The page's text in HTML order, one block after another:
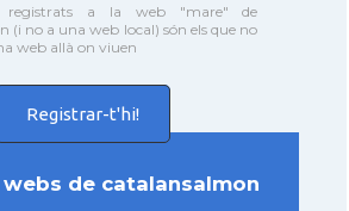
registrats a la web "mare" de
(i no a una web local) són els que no
web allà on viuen
Registrar-t'hi!
webs de catalansalmon